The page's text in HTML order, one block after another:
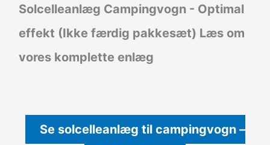
Solcelleanlæg Campingvogn - Optimal
effekt (Ikke færdig pakkesæt) Læs om
vores komplette enlæg
Se solcelleanlæg til campingvogn –